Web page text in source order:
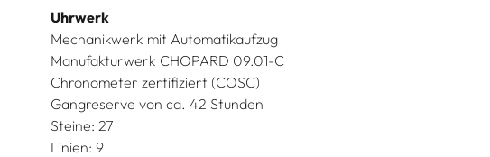
Uhrwerk
Mechanikwerk mit Automatikaufzug
Manufakturwerk CHOPARD 09.01-C
Chronometer zertifiziert (COSC)
Gangreserve von ca. 42 Stunden
Steine: 27
Linien: 9